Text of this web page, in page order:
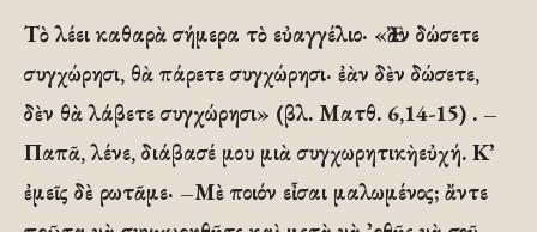
Τὸ λέει καθαρὰ σήμερα τὸ εὐαγγέλιο· «Ἐὰν δώσετε
συγχώρησι, θὰ πάρετε συγχώρησι· ἐὰν δὲν δώσετε,
δὲν θὰ λάβετε συγχώρησι» (βλ. Ματθ. 6,14-15) . –
Παπᾶ, λένε, διάβασέ μου μιὰ συγχωρητικὴεὐχή. Κ᾽
ἐμεῖς δὲ ρωτᾶμε· –Μὲ ποιόν εἶσαι μαλωμένος; ἄντε